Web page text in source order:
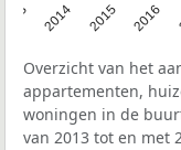
2014 2015 2016
Overzicht van het
appartementen,
woningen in de
van 2013 tot en met